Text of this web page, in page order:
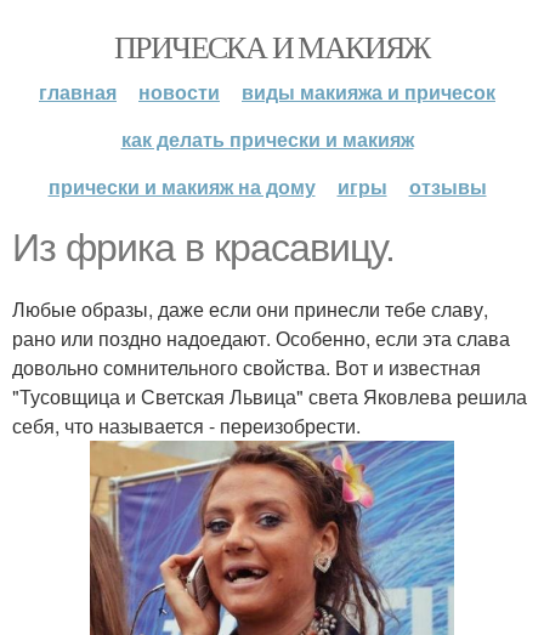
ПРИЧЕСКА И МАКИЯЖ
главная новости
виды макияжа и причесок
как делать прически и макияж
прически и макияж на дому
игры отзывы
Из фрика в красавицу.
Любые образы, даже если они принесли тебе славу,
рано или поздно надоедают. Особенно, если эта слава
довольно сомнительного свойства. Вот и известная
"Тусовщица и Светская Львица" света Яковлева решила
себя, что называется - переизобрести.